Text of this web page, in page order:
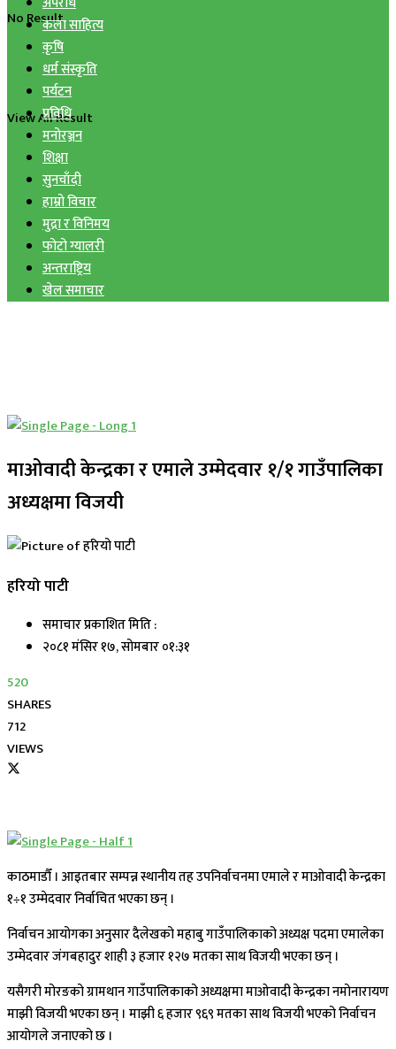
No Result
View All Result
कला साहित्य
कृषि
धर्म संस्कृति
पर्यटन
प्रविधि
मनोरञ्जन
शिक्षा
सुनचाँदी
हाम्रो विचार
मुद्रा र विनिमय
फोटो ग्यालरी
अन्तराष्ट्रिय
खेल समाचार
माओवादी केन्द्रका र एमाले उम्मेदवार १/१ गाउँपालिका
अध्यक्षमा विजयी
हरियो पाटी
समाचार प्रकाशित मिति :
२०८१ मंसिर १७, सोमबार ०१:३१
520
SHARES
712
VIEWS
काठमाडौँ । आइतबार सम्पन्न स्थानीय तह उपनिर्वाचनमा एमाले र माओवादी केन्द्रका
१÷१ उम्मेदवार निर्वाचित भएका छन् ।
निर्वाचन आयोगका अनुसार दैलेखको महाबु गाउँपालिकाको अध्यक्ष पदमा एमालेका
उम्मेदवार जंगबहादुर शाही ३ हजार १२७ मतका साथ विजयी भएका छन् ।
यसैगरी मोरङको ग्रामथान गाउँपालिकाको अध्यक्षमा माओवादी केन्द्रका नमोनारायण
माझी विजयी भएका छन् । माझी ६ हजार ९६९ मतका साथ विजयी भएको निर्वाचन
आयोगले जनाएको छ ।